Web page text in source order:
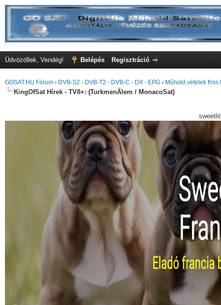
Üdvözöllek, Vendég! Belépés Regisztráció
GOSAT.HU Fórum › DVB-S2 - DVB-T2 - DVB-C - DX - EPG › Műhold vételek friss
KingOfSat Hírek - TV8+: (TurkmenÄlem / MonacoSat)